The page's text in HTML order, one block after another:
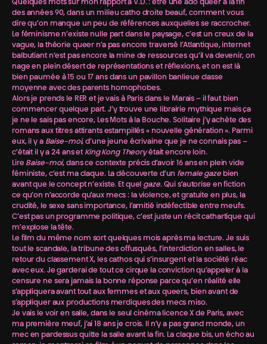
Quelques mots sur mon rapport à V.D. : être une ado queer à la fin
des années 90, dans un milieu catho droite beauf, comment vous
dire qu’on manque un peu de références auxquelles se raccrocher.
Le féminisme n’existe nulle part dans le paysage, c’est un creux de la
vague, la théorie queer n’a pas encore traversé l’Atlantique, internet
balbutiant n’est pas encore la mine de ressources qu’il va devenir, on
nage en plein désert de représentations et réflexions, et on est là
bien paumée à 15 ou 17 ans dans un pavillon banlieue classe
moyenne avec des parents homophobes.
Alors je prends le RER et je vais à Paris dans le Marais – il faut bien
commencer quelque part. J’y trouve une librairie mythique mais ça
je ne le sais pas encore, Les Mots à la Bouche. Solitaire j’y achète des
romans aux titres attirants estampillés « nouvelle génération ». Parmi
eux, il y a Baise-moi, d’une jeune écrivaine que je ne connais pas –
c’était il y a 24 ans et King Kong Theoryétait encore loin.
Lire Baise-moi, dans ce contexte précis d’avoir 16 ans en plein vide
féministe, c’est ma claque. La découverte d’un female gazebien
avant que le concept n’existe. Et quel gaze. Qui s’autorise en fiction
ce qu’on n’accorde qu’aux mecs : la violence, et gratuite en plus, la
crudité, le sexe sans importance, l’amitié indéfectible entre meufs.
C’est pas un programme politique, c’est juste un récit cathartique qui
m’explose la tête.
Le film du même nom sort quelques mois après ma lecture. Je suis
tout le scandale, la tribune des offusqués, l’interdiction en salles, le
retour du classement X, les cathos qui s’insurgent et la société réac
avec eux. Je garderai de tout ce cirque la conviction qu’appeler à la
censure ne sera jamais la bonne réponse parce qu’en réalité elle
s’appliquera avant tout aux femmes et aux queers, bien avant de
s’appliquer aux productions merdiques des mecs miso.
Je vais le voir en salle, dans le seul cinéma licence X de Paris, avec
ma première meuf, j’ai 18 ans je crois. Il n’y a pas grand monde, un
mec en pardessus quitte la salle avant la fin. La claque bis, un écho au